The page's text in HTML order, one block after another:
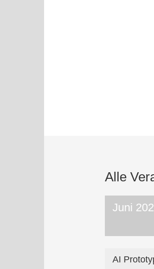
Alle
Juni
AI